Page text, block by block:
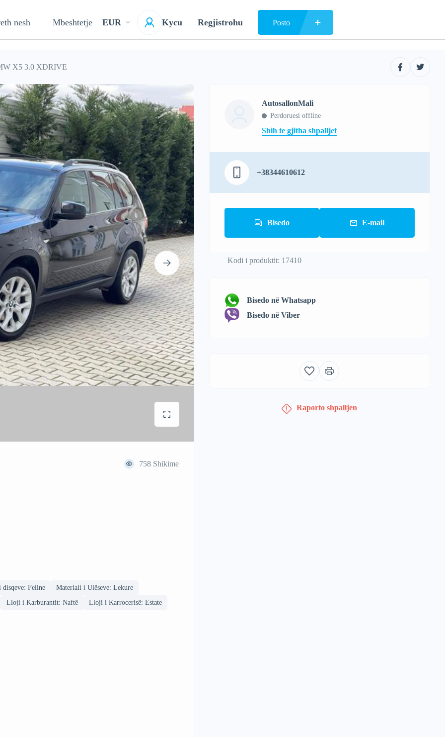
nesh Mbeshtetje EUR Kycu Regjistrohu Posto
X5 3.0 XDRIVE
758 Shikime
Fellne
Materiali i Ulëseve: Lekure
Lloji i Karburantit: Naftë Lloji i Karrocerisë: Estate
AutosallonMali
Perdoruesi offline
Shih te gjitha shpalljet
+38344610612
Bisedo E-mail
Kodi i produktit: 17410
Bisedo në Whatsapp
Bisedo në Viber
Raporto shpalljen